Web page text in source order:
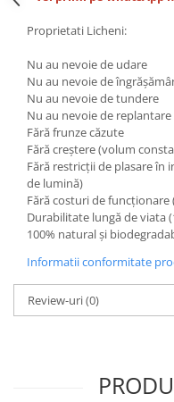
Proprietati Licheni:
Nu au nevoie de udare
Nu au nevoie de
Nu au nevoie de tundere
Nu au nevoie de replantare
Fără frunze căzute
Fără creștere (volum
Fără restricții de plasare în
de lumină)
Fără costuri de
Durabilitate lungă de viata
100% natural și
Informatii conformitate
Review-uri(0)